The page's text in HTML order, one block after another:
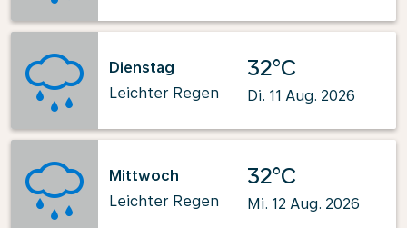
Dienstag
Leichter Regen
32°C
Di. 11 Aug. 2026
Mittwoch
Leichter Regen
32°C
Mi. 12 Aug. 2026